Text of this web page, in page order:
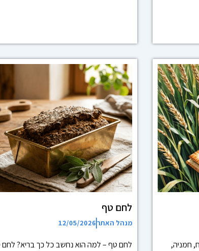
זרעים (קצח, חמניה,
לחם טף
מנהל האתר12/05/2026
לחם טף – למה הוא נחשב כל כך בריא? לחם